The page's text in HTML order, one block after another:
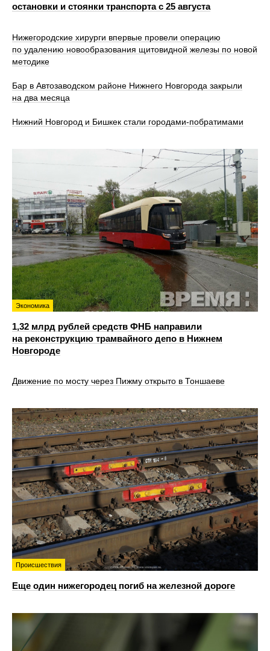
остановки и стоянки транспорта с 25 августа
Нижегородские хирурги впервые провели операцию
по удалению новообразования щитовидной железы по новой
методике
Бар в Автозаводском районе Нижнего Новгорода закрыли
на два месяца
Нижний Новгород и Бишкек стали городами-побратимами
Экономика
1,32 млрд рублей средств ФНБ направили
на реконструкцию трамвайного депо в Нижнем
Новгороде
Движение по мосту через Пижму открыто в Тоншаеве
Происшествия
Еще один нижегородец погиб на железной дороге